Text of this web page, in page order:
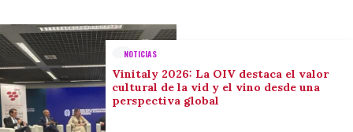
NOTICIAS
Vinitaly 2026: La OIV destaca el valor
cultural de la vid y el vino desde una
perspectiva global